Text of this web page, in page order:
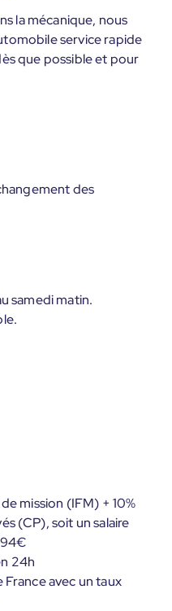
la mécanique, nous
service rapide
que possible et pour
des
samedi matin.
mission (IFM) + 10%
(CP), soit un salaire
24h
France avec un taux